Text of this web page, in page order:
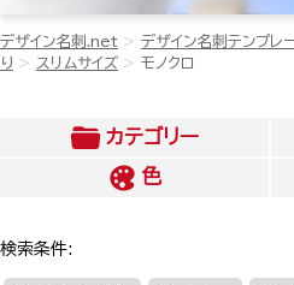
デザイン名刺.net デザイン名刺テンプレ
り
スリムサイズ モノクロ
カテゴリー
色
検索条件: